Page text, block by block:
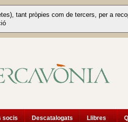
tant pròpies com de tercers, per a
socis Descatalogats Llibres